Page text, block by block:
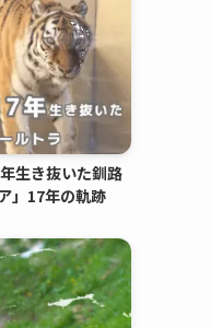
生き抜いた釧路
」17年の軌跡